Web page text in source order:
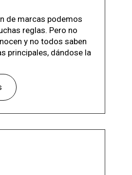
de marcas podemos
reglas. Pero no
y no todos saben
principales, dándose la